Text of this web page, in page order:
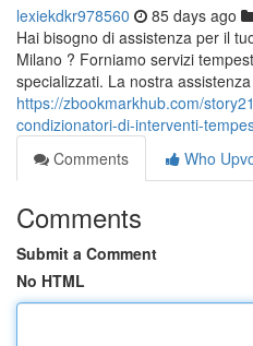
lexiekdkr978560 85 days ago
Hai bisogno di assistenza per il
Milano ? Forniamo servizi
specializzati. La nostra
https://zbookmarkhub.com/
condizionatori-di-interventi-
Comments
Who
Comments
Submit a Comment
No HTML